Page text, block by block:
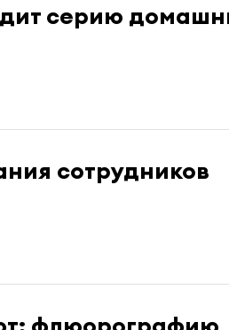
серию
сотрудников